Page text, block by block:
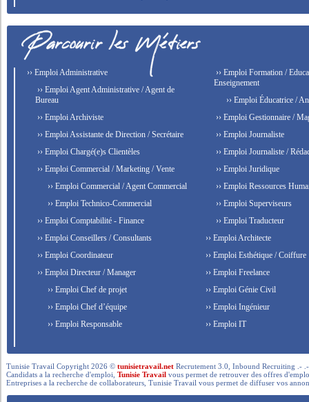
›› Emploi Administrative
›› Emploi Agent Administrative / Agent de
Bureau
›› Emploi Archiviste
›› Emploi Assistante de Direction / Secrétaire
›› Emploi Chargé(e)s Clientèles
›› Emploi Commercial / Marketing / Vente
›› Emploi Commercial / Agent Commercial
›› Emploi Technico-Commercial
›› Emploi Comptabilité - Finance
›› Emploi Conseillers / Consultants
›› Emploi Coordinateur
›› Emploi Directeur / Manager
›› Emploi Chef de projet
›› Emploi Chef d’équipe
›› Emploi Responsable
›› Emploi Formation /
Enseignement
›› Emploi Éducatrice /
›› Emploi Gestionnaire /
›› Emploi Journaliste
›› Emploi Journaliste /
›› Emploi Juridique
›› Emploi Ressources
›› Emploi Superviseurs
›› Emploi Traducteur
›› Emploi Architecte
›› Emploi Esthétique / Coiffure
›› Emploi Freelance
›› Emploi Génie Civil
›› Emploi Ingénieur
›› Emploi IT
Tunisie Travail Copyright 2026 ©tunisietravail.net Recrutement 3.0, Inbound Recruiting .-
Candidats a la recherche d'emploi,Tunisie Travail vous permet de retrouver des offres
Entreprises a la recherche de collaborateurs, Tunisie Travail vous permet de diffuser vos